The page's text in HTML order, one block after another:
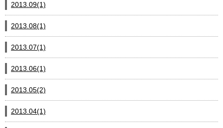
2013.09(1)
2013.08(1)
2013.07(1)
2013.06(1)
2013.05(2)
2013.04(1)